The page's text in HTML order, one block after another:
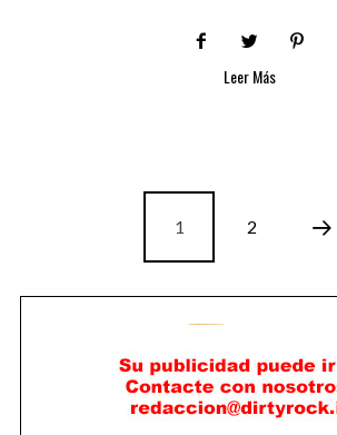
Leer Más
1 2